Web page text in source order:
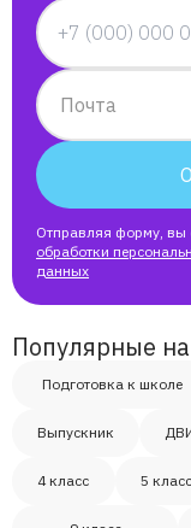
Никита
Антон
Ася
Почта
Отправляя форму, вы
обработки
данных
Популярные
Подготовка к школе
Выпускник
4 класс 5 класс